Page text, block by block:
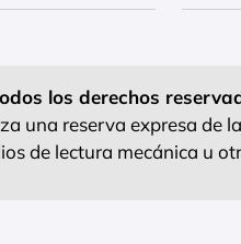
los derechos
una reserva expresa de
de lectura mecánica u